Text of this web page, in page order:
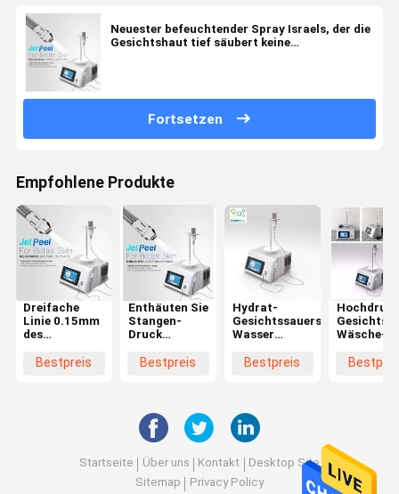
Neuester befeuchtender Spray Israels, der die
Gesichtshaut tief säubert keine
Fortsetzen
Empfohlene Produkte
Dreifache
Linie 0.15mm
des
Jet Peel-
Bestpreis
Enthäuten Sie
Stangen-
Druck
Jet Peel
Bestpreis
Hydrat-
Gesichtssauerstoff-
Wasser
Ausrüstung
Jet Peel
Machine
Bestpreis
Gesichts-
Wäsche-
Gesichts-
Startseite Über uns Kontakt
Desktop Site
Sitemap
Privacy Policy